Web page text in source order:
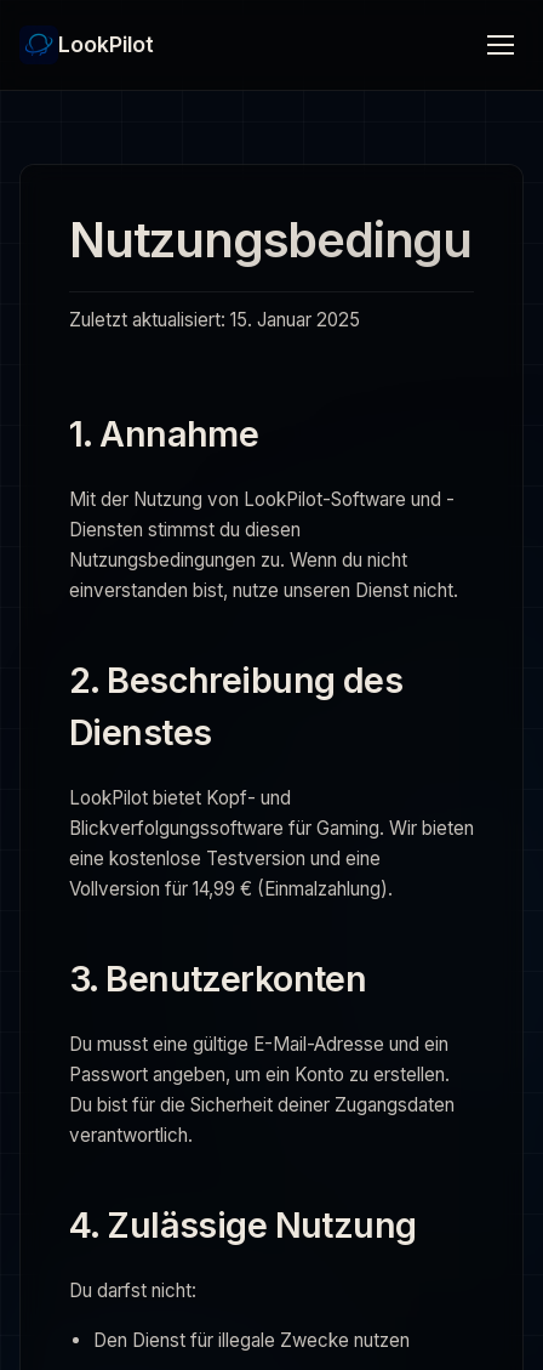
LookPilot
Zuletzt aktualisiert: 15. Januar 2025
1. Annahme
Mit der Nutzung von LookPilot-Software und -
Diensten stimmst du diesen
Nutzungsbedingungen zu. Wenn du nicht
einverstanden bist, nutze unseren Dienst nicht.
2. Beschreibung des
Dienstes
LookPilot bietet Kopf- und
Blickverfolgungssoftware für Gaming. Wir bieten
eine kostenlose Testversion und eine
Vollversion für 14,99 € (Einmalzahlung).
3. Benutzerkonten
Du musst eine gültige E-Mail-Adresse und ein
Passwort angeben, um ein Konto zu erstellen.
Du bist für die Sicherheit deiner Zugangsdaten
verantwortlich.
4. Zulässige Nutzung
Du darfst nicht:
Den Dienst für illegale Zwecke nutzen